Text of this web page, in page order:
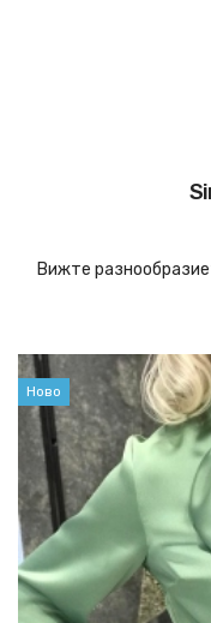
Вижте
Ново